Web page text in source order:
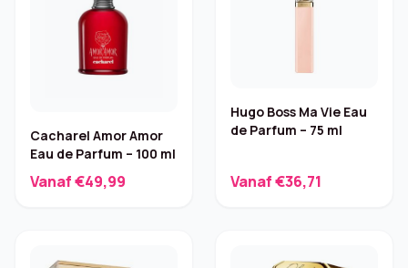
Cacharel Amor Amor
Eau de Parfum – 100 ml
Vanaf €49,99
Hugo Boss Ma Vie Eau
de Parfum – 75 ml
Vanaf €36,71